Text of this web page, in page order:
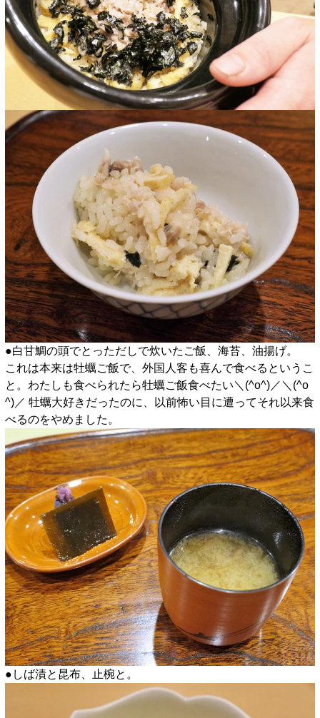
●白甘鯛の頭でとっただしで炊いたご飯、海苔、油揚げ。
これは本来は牡蠣ご飯で、外国人客も喜んで食べるというこ
と。わたしも食べられたら牡蠣ご飯食べたい＼(^o^)／＼(^o
^)／ 牡蠣大好きだったのに、以前怖い目に遭ってそれ以来食
べるのをやめました。
●しば漬と昆布、止椀と。